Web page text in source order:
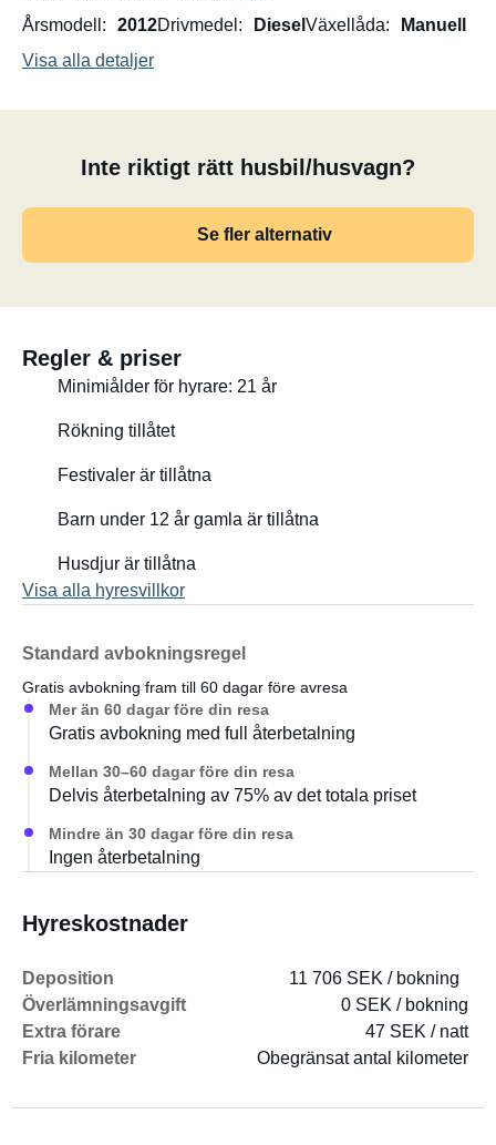
Årsmodell
2012Drivmedel Diesel Växellåda
Manuell
Visa alla detaljer
Inte riktigt rätt husbil/husvagn?
Se fler alternativ
Regler & priser
Minimiålder för hyrare: 21 år
Rökning tillåtet
Festivaler är tillåtna
Barn under 12 år gamla är tillåtna
Husdjur är tillåtna
Visa alla hyresvillkor
Standard avbokningsregel
Gratis avbokning fram till 60 dagar före avresa
Mer än 60 dagar före din resa
Gratis avbokning med full återbetalning
Mellan 30–60 dagar före din resa
Delvis återbetalning av 75% av det totala priset
Mindre än 30 dagar före din resa
Ingen återbetalning
Hyreskostnader
Deposition
11 706 SEK / bokning
Överlämningsavgift
0 SEK / bokning
Extra förare
47 SEK / natt
Fria kilometer
Obegränsat antal kilometer